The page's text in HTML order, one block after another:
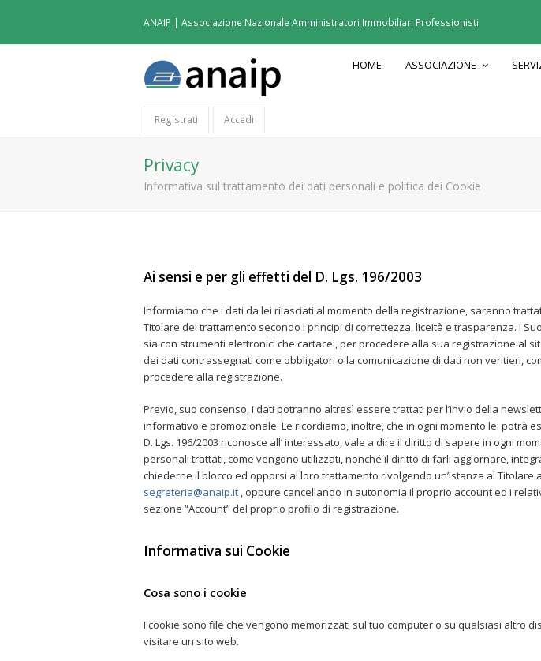
ANAIP | Associazione Nazionale Amministratori Immobiliari Professionisti
HOME ASSOCIAZIONE
Registrati Accedi
Privacy
Informativa sul trattamento dei dati personali e politica dei Cookie
Ai sensi e per gli effetti del D. Lgs. 196/2003
Informiamo che i dati da lei rilasciati al momento della registrazione, saranno
Titolare del trattamento secondo i principi di correttezza, liceità e trasparenza. I
sia con strumenti elettronici che cartacei, per procedere alla sua registrazione al
dei dati contrassegnati come obbligatori o la comunicazione di dati non veritieri,
procedere alla registrazione.
Previo, suo consenso, i dati potranno altresì essere trattati per l’invio della
informativo e promozionale. Le ricordiamo, inoltre, che in ogni momento lei potrà
D. Lgs. 196/2003 riconosce all’ interessato, vale a dire il diritto di sapere in ogni
personali trattati, come vengono utilizzati, nonché il diritto di farli aggiornare,
chiederne il blocco ed opporsi al loro trattamento rivolgendo un’istanza al Titolare
segreteria@anaip.it , oppure cancellando in autonomia il proprio account ed i
sezione “Account” del proprio profilo di registrazione.
Informativa sui Cookie
Cosa sono i cookie
I cookie sono file che vengono memorizzati sul tuo computer o su qualsiasi altro
visitare un sito web.